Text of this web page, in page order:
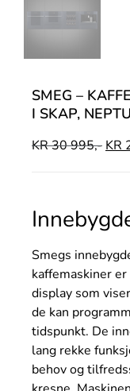
SMEG –
I SKAP,
KR30 995,- KR
Smegs
kaffemaskiner
display som
de kan
tidspunkt. De
lang rekke
behov og